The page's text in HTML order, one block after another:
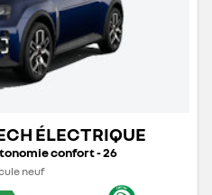
ÉLECTRIQUE
confort - 26
neuf